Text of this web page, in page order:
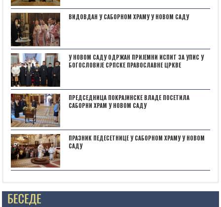
ВИДОВДАН У САБОРНОМ ХРАМУ У НОВОМ САДУ
У НОВОМ САДУ ОДРЖАН ПРИЈЕМНИ ИСПИТ ЗА УПИС У
БОГОСЛОВИЈЕ СРПСКЕ ПРАВОСЛАВНЕ ЦРКВЕ
ПРЕДСЕДНИЦА ПОКРАЈИНСКЕ ВЛАДЕ ПОСЕТИЛА
САБОРНИ ХРАМ У НОВОМ САДУ
ПРАЗНИК ПЕДЕСЕТНИЦЕ У САБОРНОМ ХРАМУ У НОВОМ
САДУ
Posts not found